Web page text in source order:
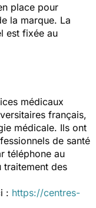
place pour
la marque. La
est fixée au
médicaux
français,
médicale. Ils ont
de santé
téléphone au
traitement des
: https://centres-